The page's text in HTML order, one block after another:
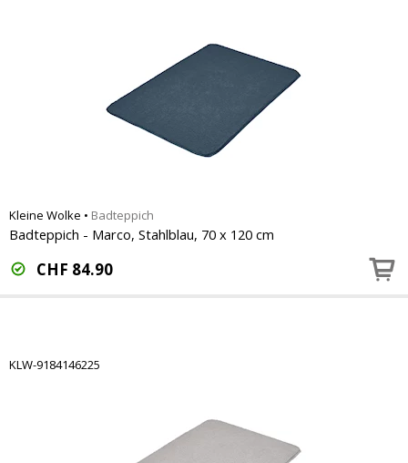
Kleine Wolke • Badteppich
Badteppich - Marco, Stahlblau, 70 x 120 cm
CHF 84.90
KLW-9184146225